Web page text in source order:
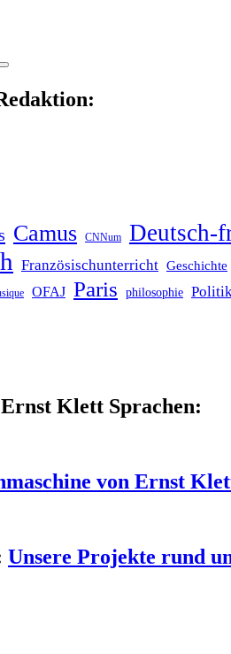
Camus CNNum Deutsch-
Französischunterricht Geschichte
OFAJ Paris philosophie
Klett Sprachen:
von Ernst
Unsere Projekte rund